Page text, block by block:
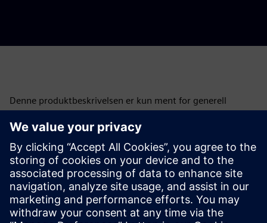
Denne produktbeskrivelsen er kun ment for generell
tilbud eller en invitasjon til å inngå en finansiering. En
finansiering kan kun vurderes basert på individuelle
omstendigheter. Siemens Financial Services tilbyr
finansieringsløsninger gjennom sine SFS-selskaper, som er
lokalisert i forskjellige jurisdiksjoner og som tilbyr sine
produkter underlagt juridiske begrensninger, som
regulatoriske og lokale lover.